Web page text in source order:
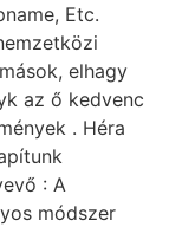
Etc.
elhagy
az ő kedvenc
. Héra
: A
módszer